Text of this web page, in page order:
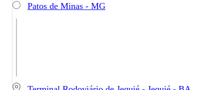
Patos de Minas - MG